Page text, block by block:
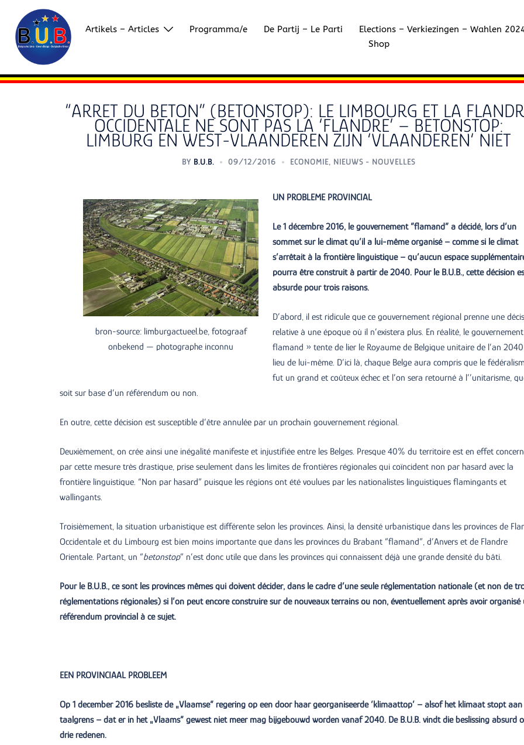
content
Artikels – Articles Programma/e De Partij – Le Parti
Elections – Verkiezingen – Wahlen
Shop
“ARRET DU BETON” (BETONSTOP): LE LIMBOURG ET LA
OCCIDENTALE NE SONT PAS LA ‘FLANDRE’ – BETONSTOP:
LIMBURG EN WEST-VLAANDEREN ZIJN ‘VLAANDEREN‘ NIET
BY B.U.B. 09/12/2016 ECONOMIE, NIEUWS - NOUVELLES
bron-source: limburgactueel.be, fotograaf
onbekend — photographe inconnu
UN PROBLEME PROVINCIAL
Le 1 décembre 2016, le gouvernement ”flamand” a décidé, lors d’un
sommet sur le climat qu’il a lui-même organisé – comme si le climat
s’arrêtait à la frontière linguistique – qu’aucun espace
pourra être construit à partir de 2040. Pour le B.U.B., cette décision
absurde pour trois raisons.
D’abord, il est ridicule que ce gouvernement régional prenne une
relative à une époque où il n’existera plus. En réalité, le
flamand » tente de lier le Royaume de Belgique unitaire de l’an
lieu de lui-même. D’ici là, chaque Belge aura compris que le
fut un grand et coûteux échec et l’on sera retourné à l’’unitarisme,
soit sur base d’un référendum ou non.
En outre, cette décision est susceptible d’être annulée par un prochain gouvernement régional.
Deuxièmement, on crée ainsi une inégalité manifeste et injustifiée entre les Belges. Presque 40% du territoire est en effet
par cette mesure très drastique, prise seulement dans les limites de frontières régionales qui coïncident non par hasard avec la
frontière linguistique. “Non par hasard” puisque les régions ont été voulues par les nationalistes linguistiques flamingants et
wallingants.
Troisièmement, la situation urbanistique est différente selon les provinces. Ainsi, la densité urbanistique dans les provinces de
Occidentale et du Limbourg est bien moins importante que dans les provinces du Brabant “flamand”, d’Anvers et de Flandre
Orientale. Partant, un “betonstop” n’est donc utile que dans les provinces qui connaissent déjà une grande densité du bâti.
Pour le B.U.B., ce sont les provinces mêmes qui doivent décider, dans le cadre d’une seule réglementation nationale (et non de
réglementations régionales) si l’on peut encore construire sur de nouveaux terrains ou non, éventuellement après avoir organisé
référendum provincial à ce sujet.
EEN PROVINCIAAL PROBLEEM
Op 1 december 2016 besliste de „Vlaamse“ regering op een door haar georganiseerde ‘klimaattop’ – alsof het klimaat stopt aan
taalgrens – dat er in het „Vlaams“ gewest niet meer mag bijgebouwd worden vanaf 2040. De B.U.B. vindt die beslissing absurd
drie redenen.